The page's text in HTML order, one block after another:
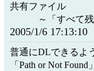
共有ファイル
～「すべて残す
2005/1/6 17:13:10
普通にDLできるよ
「Path or Not